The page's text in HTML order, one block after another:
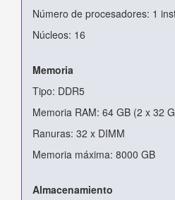
Número de procesadores: 1
Núcleos: 16
Memoria
Tipo: DDR5
Memoria RAM: 64 GB (2 x 32
Ranuras: 32 x DIMM
Memoria máxima: 8000 GB
Almacenamiento